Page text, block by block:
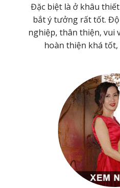
Đặc biệt là ở khâu
bắt ý tưởng rất tốt.
nghiệp, thân thiện, vui
hoàn thiện khá